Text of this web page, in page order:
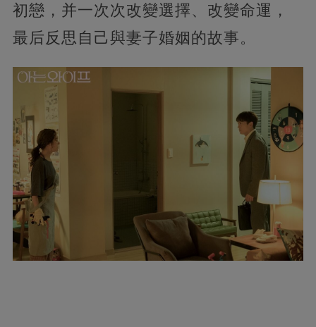
初戀，并一次次改變選擇、改變命運，
最后反思自己與妻子婚姻的故事。